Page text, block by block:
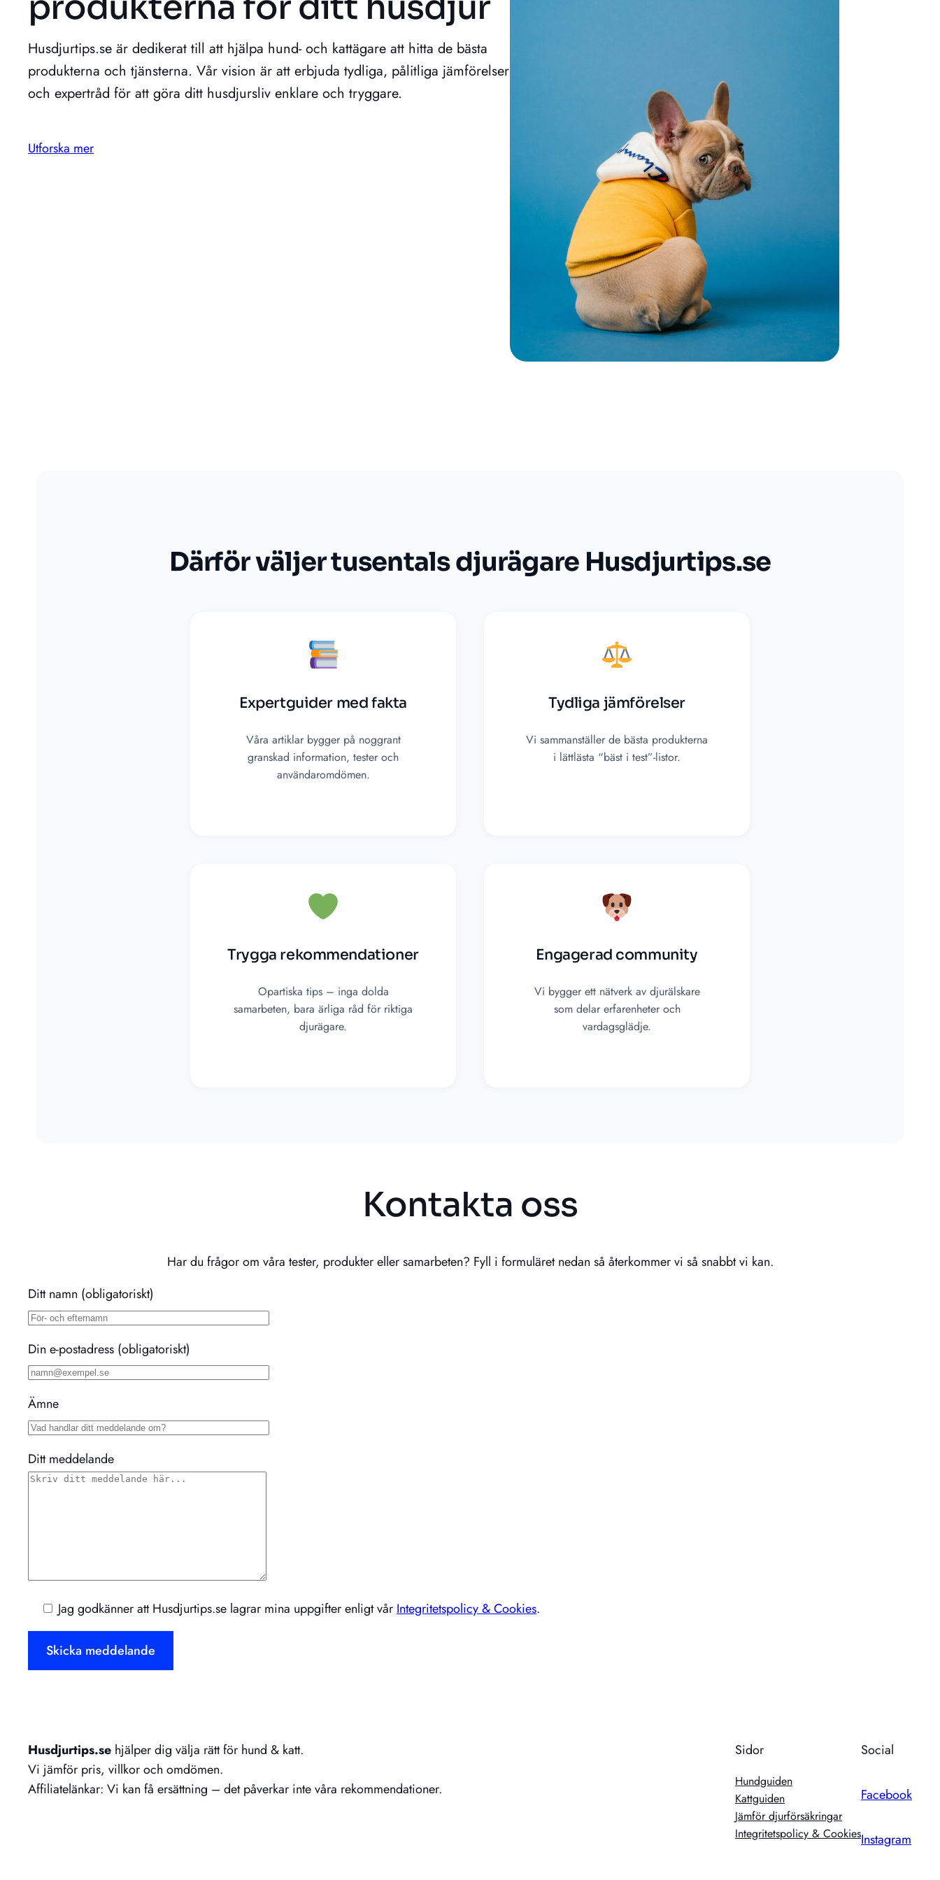
Husdjurtips.se är dedikerat till att hjälpa hund- och kattägare att hitta de bästa
produkterna och tjänsterna. Vår vision är att erbjuda tydliga, pålitliga jämförelser
och expertråd för att göra ditt husdjursliv enklare och tryggare.
Utforska mer
Därför väljer tusentals djurägare Husdjurtips.se
Expertguider med fakta
Våra artiklar bygger på noggrant
granskad information, tester och
användaromdömen.
Tydliga jämförelser
Vi sammanställer de bästa produkterna
i lättlästa “bäst i test”-listor.
Trygga rekommendationer
Opartiska tips – inga dolda
samarbeten, bara ärliga råd för riktiga
djurägare.
Engagerad community
Vi bygger ett nätverk av djurälskare
som delar erfarenheter och
vardagsglädje.
Kontakta oss
Har du frågor om våra tester, produkter eller samarbeten? Fyll i formuläret nedan så återkommer vi så snabbt vi kan.
Ditt namn (obligatoriskt)
Din e-postadress (obligatoriskt)
Ämne
Ditt meddelande
Jag godkänner att Husdjurtips.se lagrar mina uppgifter enligt vår Integritetspolicy & Cookies.
Husdjurtips.se hjälper dig välja rätt för hund & katt.
Vi jämför pris, villkor och omdömen.
Affiliatelänkar: Vi kan få ersättning – det påverkar inte våra rekommendationer.
Sidor
Hundguiden
Kattguiden
Jämför djurförsäkringar
Integritetspolicy & Cookies
Social
Facebook
Instagram